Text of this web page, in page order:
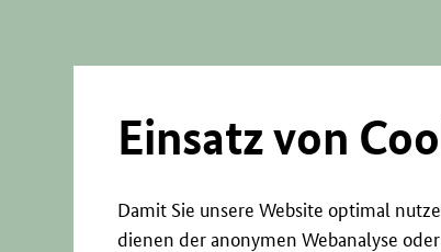
Einsatz von
Damit Sie unsere Website optimal
dienen der anonymen Webanalyse